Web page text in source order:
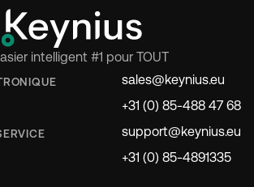
intelligent #1 pour TOUT
sales@keynius.eu
+31 (0) 85-488 47 68
support@keynius.eu
+31 (0) 85-4891335